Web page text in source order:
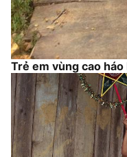
Trẻ em vùng cao